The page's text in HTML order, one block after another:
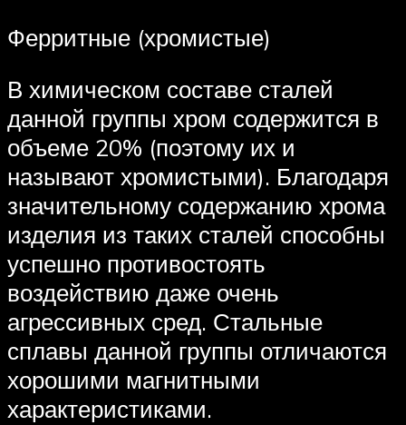
Ферритные (хромистые)
В химическом составе сталей
данной группы хром содержится в
объеме 20% (поэтому их и
называют хромистыми). Благодаря
значительному содержанию хрома
изделия из таких сталей способны
успешно противостоять
воздействию даже очень
агрессивных сред. Стальные
сплавы данной группы отличаются
хорошими магнитными
характеристиками.